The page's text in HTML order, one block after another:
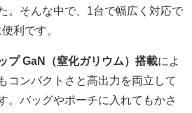
。そんな中で、1台で幅広く対応で
利です。
プ GaN（窒化ガリウム）搭載によ
コンパクトさと高出力を両立して
。バッグやポーチに入れてもかさ